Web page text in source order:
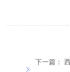
下一篇：